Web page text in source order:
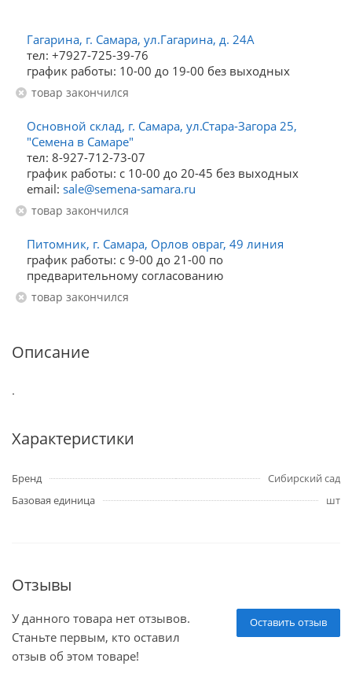
Гагарина, г. Самара, ул.Гагарина, д. 24А
тел: +7927-725-39-76
график работы: 10-00 до 19-00 без выходных
Товар закончился
Основной склад, г. Самара, ул.Стара-Загора 25,
"Семена в Самаре"
тел: 8-927-712-73-07
график работы: с 10-00 до 20-45 без выходных
email: sale@semena-samara.ru
Товар закончился
Питомник, г. Самара, Орлов овраг, 49 линия
график работы: с 9-00 до 21-00 по
предварительному согласованию
Товар закончился
Описание
.
Характеристики
Бренд
Сибирский сад
Базовая единица
шт
Отзывы
Оставить отзыв
У данного товара нет отзывов.
Станьте первым, кто оставил
отзыв об этом товаре!